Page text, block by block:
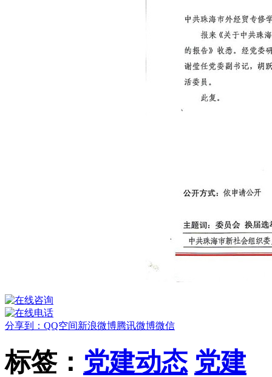
分享到： QQ空间新浪微博腾讯微博微信
标签： 党建动态 党建